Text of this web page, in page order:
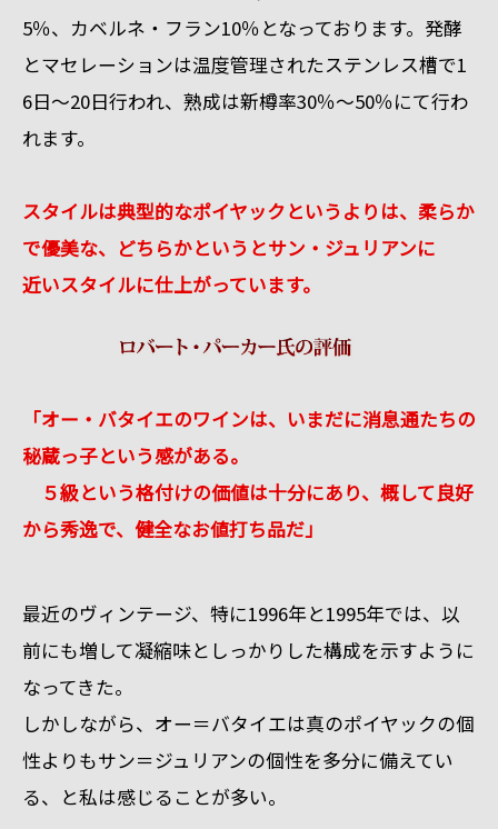
5％、カベルネ・フラン10％となっております。発酵
とマセレーションは温度管理されたステンレス槽で1
6日～20日行われ、熟成は新樽率30％～50％にて行わ
れます。
スタイルは典型的なポイヤックというよりは、柔らか
で優美な、どちらかというとサン・ジュリアンに
近いスタイルに仕上がっています。
「オー・バタイエのワインは、いまだに消息通たちの
秘蔵っ子という感がある。
５級という格付けの価値は十分にあり、概して良好
から秀逸で、健全なお値打ち品だ」
最近のヴィンテージ、特に1996年と1995年では、以
前にも増して凝縮味としっかりした構成を示すように
なってきた。
しかしながら、オー＝バタイエは真のポイヤックの個
性よりもサン＝ジュリアンの個性を多分に備えてい
る、と私は感じることが多い。